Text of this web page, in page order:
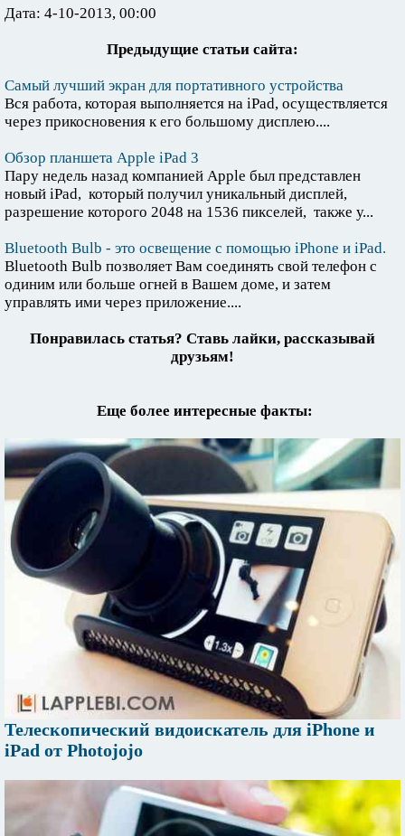
Дата: 4-10-2013, 00:00
Предыдущие статьи сайта:
Самый лучший экран для портативного устройства
Вся работа, которая выполняется на iPad, осуществляется
через прикосновения к его большому дисплею....
Обзор планшета Apple iPad 3
Пару недель назад компанией Apple был представлен
новый iPad, который получил уникальный дисплей,
разрешение которого 2048 на 1536 пикселей, также у...
Bluetooth Bulb - это освещение с помощью iPhone и iPad.
Bluetooth Bulb позволяет Вам соединять свой телефон с
одиним или больше огней в Вашем доме, и затем
управлять ими через приложение....
Понравилась статья? Ставь лайки, рассказывай
друзьям!
Еще более интересные факты:
Телескопический видоискатель для iPhone и
iPad от Photojojo